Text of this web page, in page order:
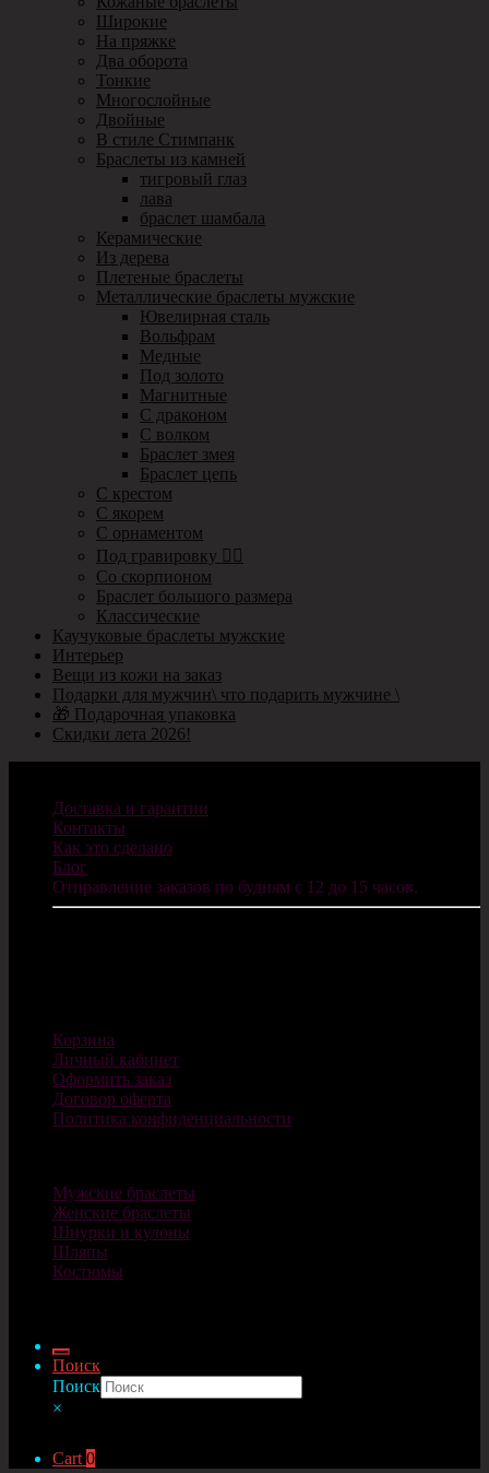
Широкие
На пряжке
Два оборота
Тонкие
Многослойные
Двойные
В стиле Стимпанк
Браслеты из камней
тигровый глаз
лава
браслет шамбала
Керамические
Из дерева
Плетеные браслеты
Металлические браслеты мужские
Ювелирная сталь
Вольфрам
Медные
Под золото
Магнитные
С драконом
С волком
Браслет змея
Браслет цепь
С крестом
С якорем
С орнаментом
Под гравировку ✍🏻
Со скорпионом
Браслет большого размера
Классические
Каучуковые браслеты мужские
Интерьер
Вещи из кожи на заказ
Подарки для мужчин\ что подарить мужчине \
🎁 Подарочная упаковка
Скидки лета 2026!
Доставка и гарантии
Контакты
Как это сделано
Блог
Отправление заказов по будням с 12 до 15 часов.
Корзина
Личный кабинет
Оформить заказ
Договор оферта
Политика конфиденциальности
Мужские браслеты
Женские браслеты
Шнурки и кулоны
Шляпы
Костюмы
Поиск
Поиск
×
Cart 0